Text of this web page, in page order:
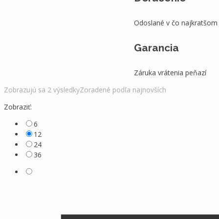
Odoslané v čo najkratšom
Garancia
Záruka vrátenia peňazí
Zobrazujú sa 2 výsledkyZoradené podľa najnovších
Zobraziť:
6
12
24
36